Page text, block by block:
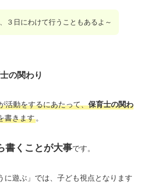
３日にわけて行うこともあるよ～
の関わり
活動をするにあたって、保育士の関わ
書きます。
書くことが大事です。
に遊ぶ」では、子ども視点となります